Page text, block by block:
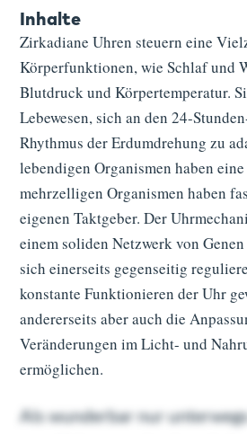
Inhalte
Zirkadiane Uhren steuern eine
Körperfunktionen, wie Schlaf und
Blutdruck und Körpertemperatur.
Lebewesen, sich an den 24-
Rhythmus der Erdumdrehung zu
lebendigen Organismen haben
mehrzelligen Organismen haben
eigenen Taktgeber. Der
einem soliden Netzwerk von
sich einerseits gegenseitig
konstante Funktionieren der Uhr
andererseits aber auch die
Veränderungen im Licht- und
ermöglichen.
Als wunderbar nur